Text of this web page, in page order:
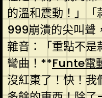
的溫和震動！」
999崩潰的尖叫聲
雜音：「重點不
彎曲！**Funte電
沒紅棗了！快！我